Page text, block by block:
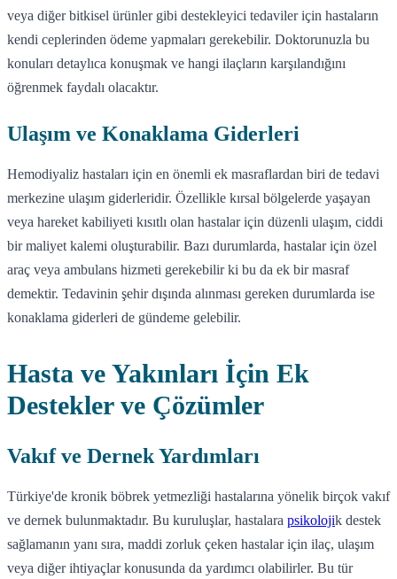
veya diğer bitkisel ürünler gibi destekleyici tedaviler için hastaların
kendi ceplerinden ödeme yapmaları gerekebilir. Doktorunuzla bu
konuları detaylıca konuşmak ve hangi ilaçların karşılandığını
öğrenmek faydalı olacaktır.
Ulaşım ve Konaklama Giderleri
Hemodiyaliz hastaları için en önemli ek masraflardan biri de tedavi
merkezine ulaşım giderleridir. Özellikle kırsal bölgelerde yaşayan
veya hareket kabiliyeti kısıtlı olan hastalar için düzenli ulaşım, ciddi
bir maliyet kalemi oluşturabilir. Bazı durumlarda, hastalar için özel
araç veya ambulans hizmeti gerekebilir ki bu da ek bir masraf
demektir. Tedavinin şehir dışında alınması gereken durumlarda ise
konaklama giderleri de gündeme gelebilir.
Hasta ve Yakınları İçin Ek
Destekler ve Çözümler
Vakıf ve Dernek Yardımları
Türkiye'de kronik böbrek yetmezliği hastalarına yönelik birçok vakıf
ve dernek bulunmaktadır. Bu kuruluşlar, hastalara psikolojik destek
sağlamanın yanı sıra, maddi zorluk çeken hastalar için ilaç, ulaşım
veya diğer ihtiyaçlar konusunda da yardımcı olabilirler. Bu tür